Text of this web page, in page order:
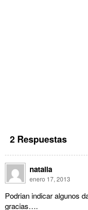
2 Respuestas
natalia
enero 17, 2013
Podrian indicar algunos
gracias….